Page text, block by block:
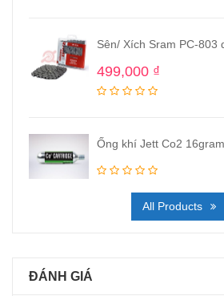
Sên/ Xích Sram PC-803
499,000 ₫
Ống khí Jett Co2 16gram
All Products
ĐÁNH GIÁ